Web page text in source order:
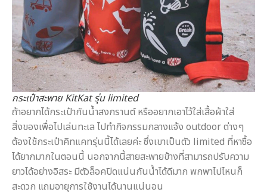
กระเป๋าสะพาย KitKat รุ่น limited
ถ้าอยากได้กระเป๋ากันน้ำสงกรานต์ หรืออยากเอาไว้ใส่เสื้อผ้าใส่
สิ่งของเพื่อไปเล่นทะเล ไปทำกิจกรรมกลางแจ้ง outdoor ต่างๆ
ต้องใช้กระเป๋าคิทแคทรุ่นนี้ได้เลยค่ะ ซึ่งเขาเป็นตัว limited ที่หาซื้อ
ได้ยากมากในตอนนี้ นอกจากนี้สายสะพายข้างที่สามารถปรับความ
ยาวได้อย่างอิสระ มีตัวล็อคปิดแน่นกันน้ำได้ดีมาก พกพาไปไหนก็
สะดวก แถมอายุการใช้งานได้นานแน่นอน